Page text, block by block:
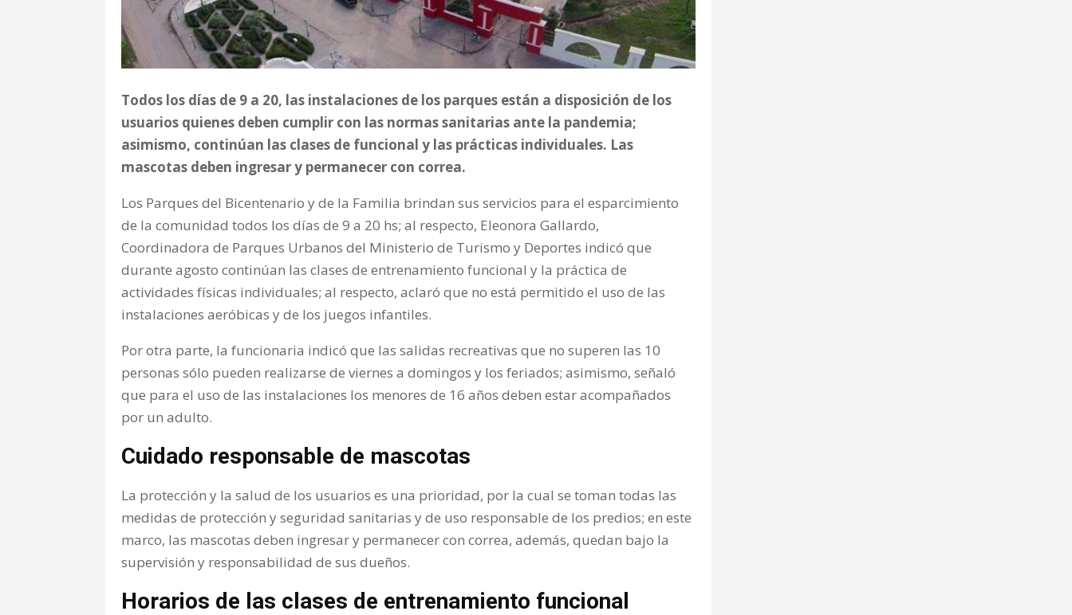
Todos los días de 9 a 20, las instalaciones de los parques están a disposición de los
usuarios quienes deben cumplir con las normas sanitarias ante la pandemia;
asimismo, continúan las clases de funcional y las prácticas individuales. Las
mascotas deben ingresar y permanecer con correa.
Los Parques del Bicentenario y de la Familia brindan sus servicios para el esparcimiento
de la comunidad todos los días de 9 a 20 hs; al respecto, Eleonora Gallardo,
Coordinadora de Parques Urbanos del Ministerio de Turismo y Deportes indicó que
durante agosto continúan las clases de entrenamiento funcional y la práctica de
actividades físicas individuales; al respecto, aclaró que no está permitido el uso de las
instalaciones aeróbicas y de los juegos infantiles.
Por otra parte, la funcionaria indicó que las salidas recreativas que no superen las 10
personas sólo pueden realizarse de viernes a domingos y los feriados; asimismo, señaló
que para el uso de las instalaciones los menores de 16 años deben estar acompañados
por un adulto.
Cuidado responsable de mascotas
La protección y la salud de los usuarios es una prioridad, por la cual se toman todas las
medidas de protección y seguridad sanitarias y de uso responsable de los predios; en este
marco, las mascotas deben ingresar y permanecer con correa, además, quedan bajo la
supervisión y responsabilidad de sus dueños.
Horarios de las clases de entrenamiento funcional